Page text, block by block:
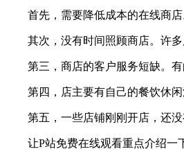
首先，需要降低成本的在线商店
其次，没有时间照顾商店。许多
第三，商店的客户服务短缺。有
第四，店主要有自己的餐饮休闲
第五，一些店铺刚刚开店，还没
让P站免费在线观看重点介绍一下